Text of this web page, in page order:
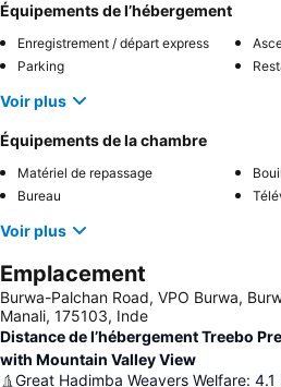
Équipements de l’hébergement
Enregistrement / départ express
Parking
Voir plus
Équipements de la chambre
Matériel de repassage
Bureau
Voir plus
Emplacement
Burwa-Palchan Road, VPO Burwa,
Manali, 175103, Inde
Distance de l’hébergement Treebo
with Mountain Valley View
Great Hadimba Weavers Welfare: 4.1